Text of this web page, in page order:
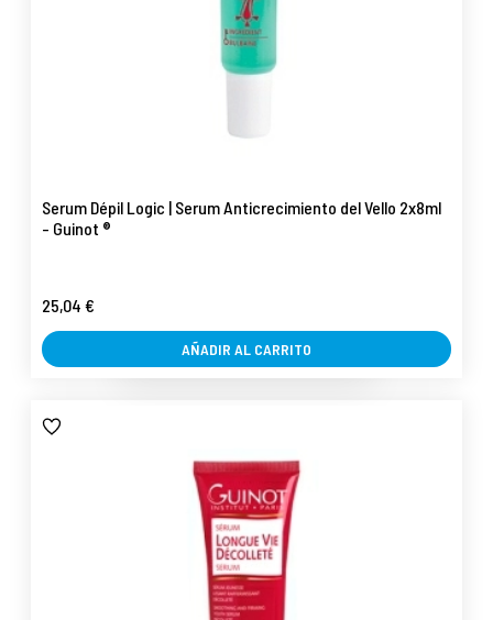
Serum Dépil Logic | Serum Anticrecimiento del Vello 2x8ml
- Guinot ®
25,04 €
AÑADIR AL CARRITO